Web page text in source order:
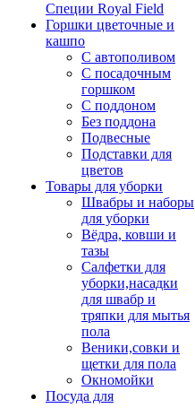
Специи Royal Field
Горшки цветочные и
кашпо
С автополивом
С посадочным
горшком
С поддоном
Без поддона
Подвесные
Подставки для
цветов
Товары для уборки
Швабры и наборы
для уборки
Вёдра, ковши и
тазы
Салфетки для
уборки,насадки
для швабр и
тряпки для мытья
пола
Веники,совки и
щетки для пола
Окномойки
Посуда для